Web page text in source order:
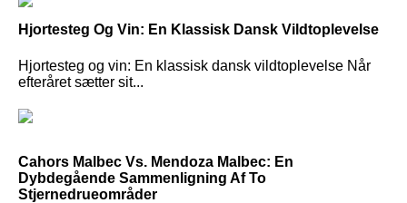
Hjortesteg Og Vin: En Klassisk Dansk Vildtoplevelse
Hjortesteg og vin: En klassisk dansk vildtoplevelse Når
efteråret sætter sit...
Cahors Malbec Vs. Mendoza Malbec: En
Dybdegående Sammenligning Af To
Stjernedrueområder